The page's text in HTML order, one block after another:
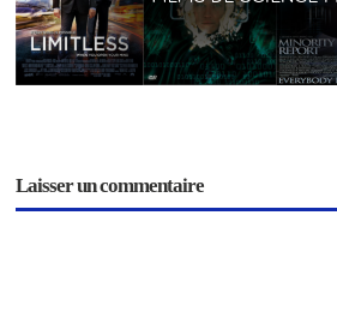
Laisser un commentaire